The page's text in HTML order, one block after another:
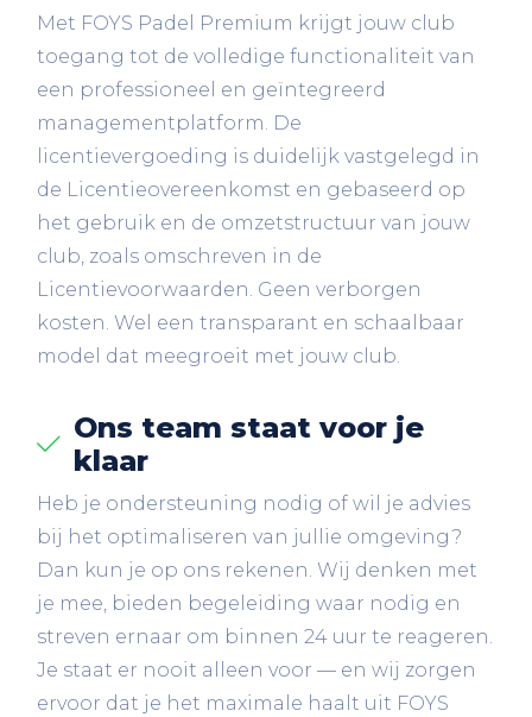
Met FOYS Padel Premium krijgt jouw club
toegang tot de volledige functionaliteit van
een professioneel en geïntegreerd
managementplatform. De
licentievergoeding is duidelijk vastgelegd in
de Licentieovereenkomst en gebaseerd op
het gebruik en de omzetstructuur van jouw
club, zoals omschreven in de
Licentievoorwaarden. Geen verborgen
kosten. Wel een transparant en schaalbaar
model dat meegroeit met jouw club.
Ons team staat voor je
klaar
Heb je ondersteuning nodig of wil je advies
bij het optimaliseren van jullie omgeving?
Dan kun je op ons rekenen. Wij denken met
je mee, bieden begeleiding waar nodig en
streven ernaar om binnen 24 uur te reageren.
Je staat er nooit alleen voor — en wij zorgen
ervoor dat je het maximale haalt uit FOYS